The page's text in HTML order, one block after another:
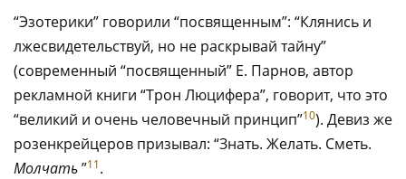
“Эзотерики” говорили “посвященным”: “Клянись и
лжесвидетельствуй, но не раскрывай тайну”
(современный “посвященный” Е. Парнов, автор
рекламной книги “Трон Люцифера”, говорит, что это
“великий и очень человечный принцип”10). Девиз же
розенкрейцеров призывал: “Знать. Желать. Сметь.
Молчать”11.